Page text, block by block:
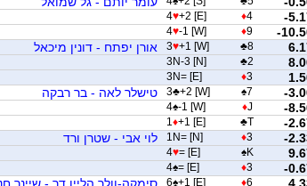
-
♦4
4♥+2 [E]
-
♦9
4♥-1 [W]
♣8
3♥+1 [W] אורן יפתח - דונין מיכאל
♣2
3N-3 [N]
♦3
3N= [E]
-
♠7
3♣+2 [W] טישלר לאה - בר רבקה
-
♦J
4♠-1 [W]
-
♣T
1 ♦+1 [E]
-
♦3
1N= [N] לוי אבי - שטרן ורד
♠K
4♥= [E]
-
♦3
4♠= [E]
♦6
6♠+1 [E] סימקה-וולך הליין דר - שיינר